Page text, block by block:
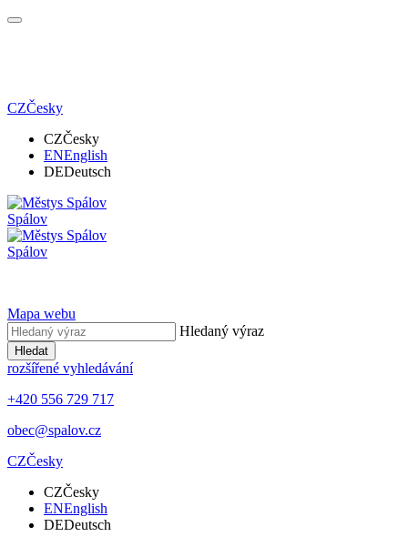
CZČesky
CZČesky
ENEnglish
DEDeutsch
Spálov
Spálov
Mapa webu
Hledaný výraz
Hledat
rozšířené vyhledávání
+420 556 729 717
obec@spalov.cz
CZČesky
CZČesky
ENEnglish
DEDeutsch